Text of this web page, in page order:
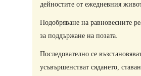
дейностите от ежедневния
Подобряване на равновесните
за поддържане на позата.​
Последователно се
усъвършенстват сядането,